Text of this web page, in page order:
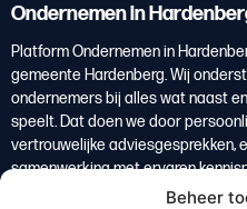
Beheer
Ondernemen in
Platform Ondernemen in
gemeente Hardenberg. Wij
ondernemers bij alles wat naast
speelt. Dat doen we door
vertrouwelijke adviesgesprekken,
samenwerking met ervaren
ondernemers om overzicht te